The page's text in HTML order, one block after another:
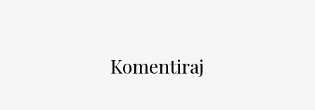
Komentiraj